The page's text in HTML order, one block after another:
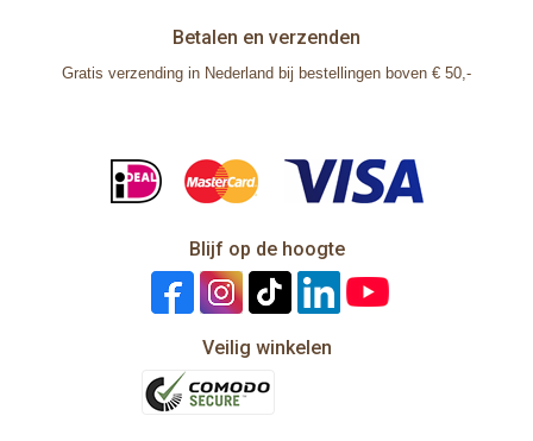
Betalen en verzenden
Gratis verzending in Nederland bij bestellingen boven € 50,-
Blijf op de hoogte
Veilig winkelen